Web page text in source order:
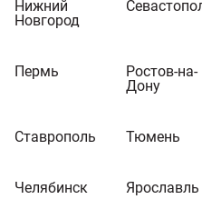
Нижний
Новгород
Пермь
Ростов-на-
Дону
Ставрополь Тюмень
Челябинск Ярославль
EdilKamin
879 480 ₽